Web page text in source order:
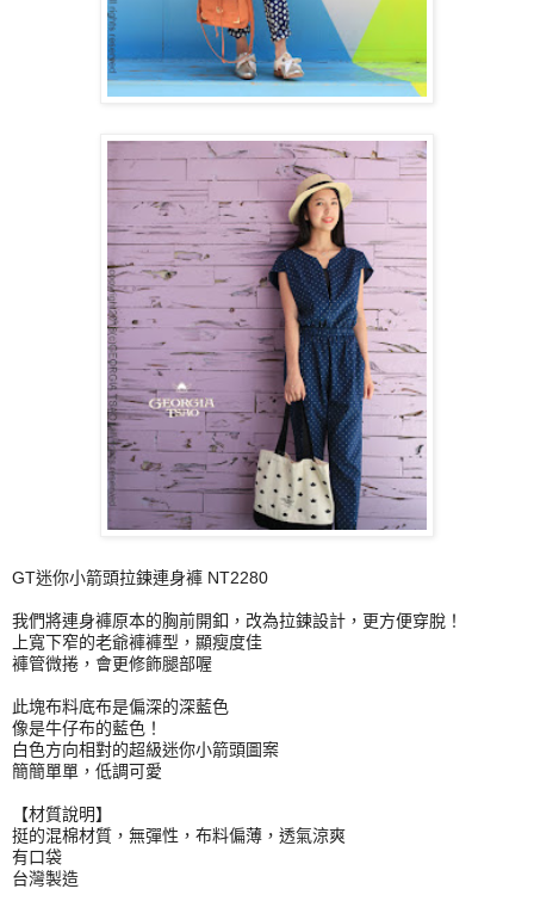
GT迷你小箭頭拉鍊連身褲 NT2280
我們將連身褲原本的胸前開釦，改為拉鍊設計，更方便穿脫！
上寬下窄的老爺褲褲型，顯瘦度佳
褲管微捲，會更修飾腿部喔
此塊布料底布是偏深的深藍色
像是牛仔布的藍色！
白色方向相對的超級迷你小箭頭圖案
簡簡單單，低調可愛
【材質說明】
挺的混棉材質，無彈性，布料偏薄，透氣涼爽
有口袋
台灣製造